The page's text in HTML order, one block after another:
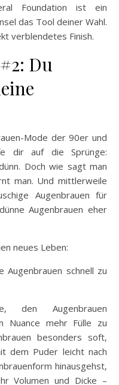
Foundation ist ein
das Tool deiner Wahl.
verblendetes Finish.
Du
Mode der 90er und
dir auf die Sprünge:
Doch wie sagt man
man. Und mittlerweile
Augenbrauen für
Augenbrauen eher
neues Leben:
Augenbrauen schnell zu
Augenbrauen
Nuance mehr Fülle zu
besonders soft,
dem Puder leicht nach
hinausgehst,
Volumen und Dicke –